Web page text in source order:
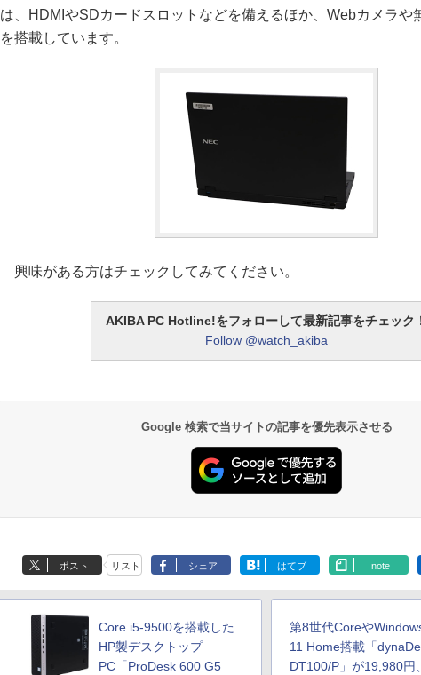
は、HDMIやSDカードスロットなどを備えるほか、Webカメラや
を搭載しています。
興味がある方はチェックしてみてください。
AKIBA PC Hotline!をフォローして最新記事をチェック
Follow @watch_akiba
Google 検索で当サイトの記事を優先表示させる
ポスト リスト シェア はてブ note
Core i5-9500を搭載した
HP製デスクトップ
PC「ProDesk 600 G5
第8世代Coreや
11 Home搭載「
DT100/P」が19,980円、